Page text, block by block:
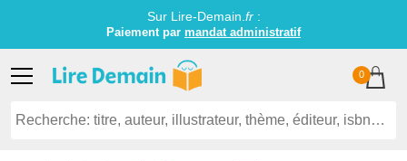
Sur Lire-Demain. fr:
Paiement par mandat administratif
0